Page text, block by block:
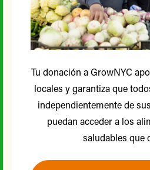
Tu donación a GrowNYC
locales y garantiza que
independientemente de
puedan acceder a los
saludables que